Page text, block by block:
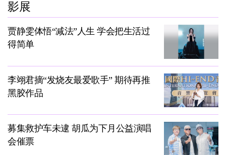
影展
贾静雯体悟“减法”人生 学会把生活过
得简单
李翊君摘“发烧友最爱歌手” 期待再推
黑胶作品
募集救护车未逮 胡瓜为下月公益演唱
会催票